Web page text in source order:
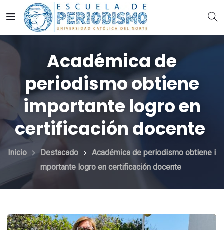
Académica de
periodismo obtiene
importante logro en
certificación docente
Inicio Destacado
Académica de periodismo obtiene i
mportante logro en certificación docente